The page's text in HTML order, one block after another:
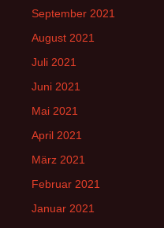
September 2021
August 2021
Juli 2021
Juni 2021
Mai 2021
April 2021
März 2021
Februar 2021
Januar 2021